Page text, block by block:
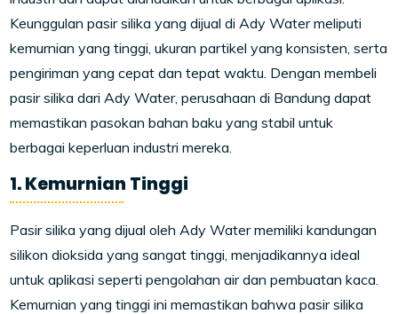
Keunggulan pasir silika yang dijual di Ady Water meliputi
kemurnian yang tinggi, ukuran partikel yang konsisten, serta
pengiriman yang cepat dan tepat waktu. Dengan membeli
pasir silika dari Ady Water, perusahaan di Bandung dapat
memastikan pasokan bahan baku yang stabil untuk
berbagai keperluan industri mereka.
1. Kemurnian Tinggi
Pasir silika yang dijual oleh Ady Water memiliki kandungan
silikon dioksida yang sangat tinggi, menjadikannya ideal
untuk aplikasi seperti pengolahan air dan pembuatan kaca.
Kemurnian yang tinggi ini memastikan bahwa pasir silika